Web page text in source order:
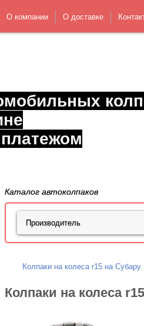
О компании О доставке
Каталог автоколпаков
Колпаки на колеса r15 на Субару
Колпаки на колеса